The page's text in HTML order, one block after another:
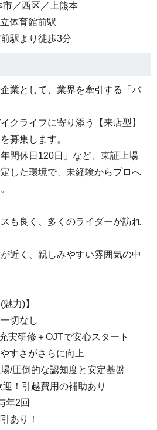
／西区／上熊本
体育館前駅
駅より徒歩3分
業として、業界を牽引する「バ
クライフに寄り添う【来店型】
募集します。
間休日120日」など、東証上場
した環境で、未経験からプロへ
も良く、多くのライダーが訪れ
近く、親しみやすい雰囲気の中
力)】
切なし
実研修＋OJTで安心スタート
すさがさらに向上
/圧倒的な認知度と安定基盤
迎！引越費用の補助あり
年2回
あり！